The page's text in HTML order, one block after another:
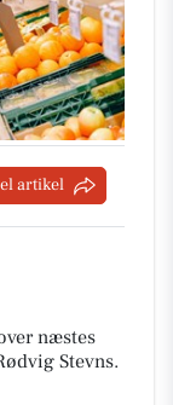
artikel
næstes
Stevns.